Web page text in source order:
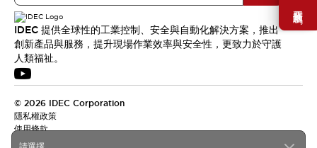
需要幫助嗎？
IDEC 提供全球性的工業控制、安全與自動化解決方案，推出
創新產品與服務，提升現場作業效率與安全性，更致力於守護
人類福祉。
© 2026 IDEC Corporation
隱私權政策
使用條款